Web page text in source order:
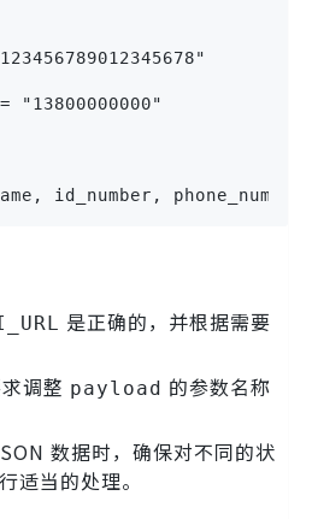
"13800000000"
id_number,
是正确的，并根据需要
调整 payload 的参数名称
数据时，确保对不同的状
适当的处理。